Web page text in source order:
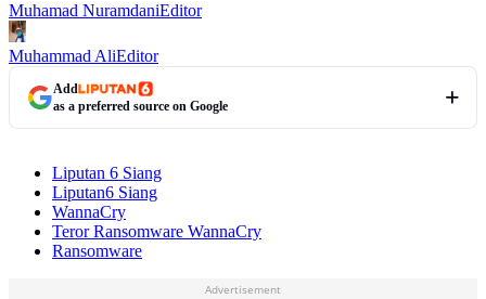
Muhamad NuramdaniEditor
Muhammad AliEditor
Add
as a preferred source on Google
Liputan 6 Siang
Liputan6 Siang
WannaCry
Teror Ransomware WannaCry
Ransomware
Advertisement